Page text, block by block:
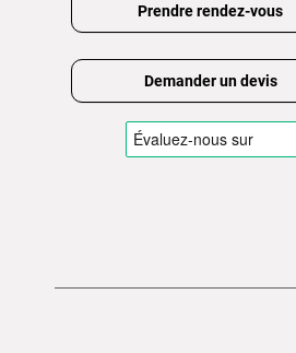
Prendre rendez-vous
Demander un devis